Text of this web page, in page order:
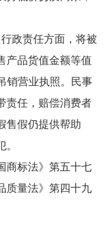
政责任方面，将被
产品货值金额等值
销营业执照。民事
责任，赔偿消费者
售假仍提供帮助
商标法》第五十七
质量法》第四十九